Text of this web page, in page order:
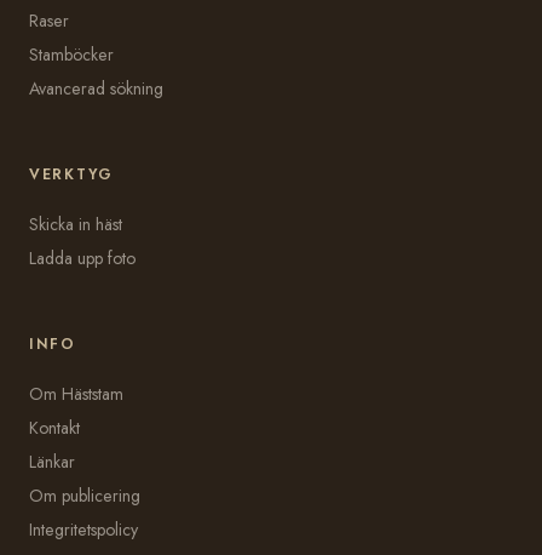
Raser
Stamböcker
Avancerad sökning
VERKTYG
Skicka in häst
Ladda upp foto
INFO
Om Häststam
Kontakt
Länkar
Om publicering
Integritetspolicy